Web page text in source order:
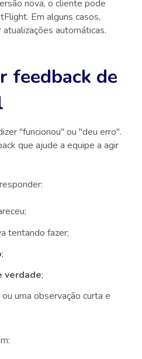
nova, o cliente pode
Em alguns casos,
automáticas.
feedback de
"funcionou" ou "deu erro".
que ajude a equipe a agir
tentando fazer;
;
verdade;
ou uma observação curta e